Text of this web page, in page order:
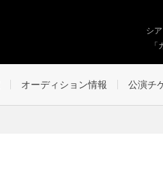
シ
オーディション情報 公演チ